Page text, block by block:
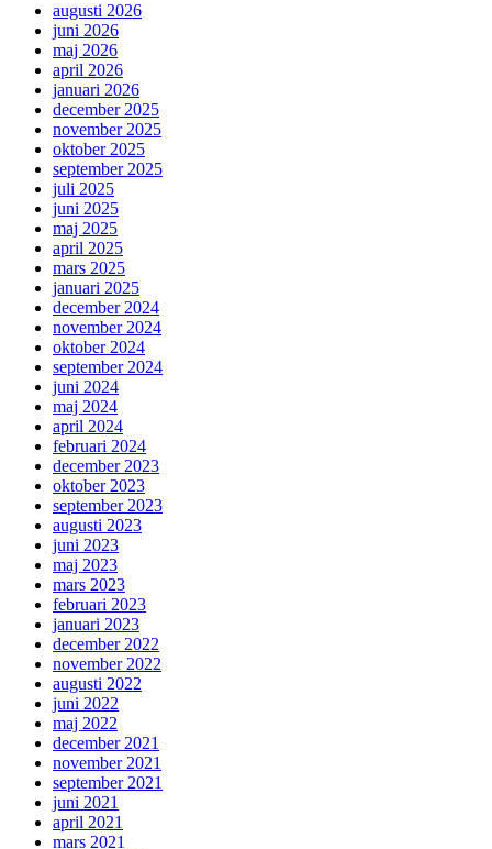
augusti 2026
juni 2026
maj 2026
april 2026
januari 2026
december 2025
november 2025
oktober 2025
september 2025
juli 2025
juni 2025
maj 2025
april 2025
mars 2025
januari 2025
december 2024
november 2024
oktober 2024
september 2024
juni 2024
maj 2024
april 2024
februari 2024
december 2023
oktober 2023
september 2023
augusti 2023
juni 2023
maj 2023
mars 2023
februari 2023
januari 2023
december 2022
november 2022
augusti 2022
juni 2022
maj 2022
december 2021
november 2021
september 2021
juni 2021
april 2021
mars 2021